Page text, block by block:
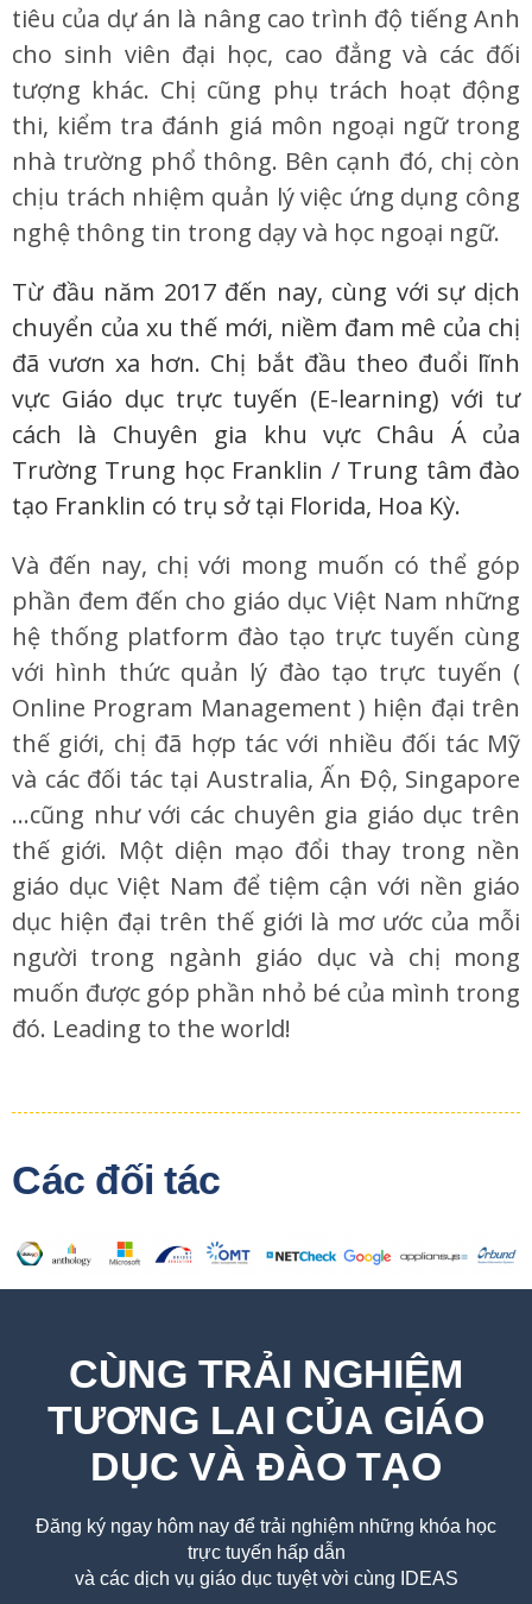
tiêu của dự án là nâng cao trình độ tiếng Anh
cho sinh viên đại học, cao đẳng và các đối
tượng khác. Chị cũng phụ trách hoạt động
thi, kiểm tra đánh giá môn ngoại ngữ trong
nhà trường phổ thông. Bên cạnh đó, chị còn
chịu trách nhiệm quản lý việc ứng dụng công
nghệ thông tin trong dạy và học ngoại ngữ.
Từ đầu năm 2017 đến nay, cùng với sự dịch
chuyển của xu thế mới, niềm đam mê của chị
đã vươn xa hơn. Chị bắt đầu theo đuổi lĩnh
vực Giáo dục trực tuyến (E-learning) với tư
cách là Chuyên gia khu vực Châu Á của
Trường Trung học Franklin / Trung tâm đào
tạo Franklin có trụ sở tại Florida, Hoa Kỳ.
Và đến nay, chị với mong muốn có thể góp
phần đem đến cho giáo dục Việt Nam những
hệ thống platform đào tạo trực tuyến cùng
với hình thức quản lý đào tạo trực tuyến (
Online Program Management ) hiện đại trên
thế giới, chị đã hợp tác với nhiều đối tác Mỹ
và các đối tác tại Australia, Ấn Độ, Singapore
…cũng như với các chuyên gia giáo dục trên
thế giới. Một diện mạo đổi thay trong nền
giáo dục Việt Nam để tiệm cận với nền giáo
dục hiện đại trên thế giới là mơ ước của mỗi
người trong ngành giáo dục và chị mong
muốn được góp phần nhỏ bé của mình trong
đó. Leading to the world!
Các đối tác
CÙNG TRẢI NGHIỆM
TƯƠNG LAI CỦA GIÁO
DỤC VÀ ĐÀO TẠO
Đăng ký ngay hôm nay để trải nghiệm những khóa học
trực tuyến hấp dẫn
và các dịch vụ giáo dục tuyệt vời cùng IDEAS